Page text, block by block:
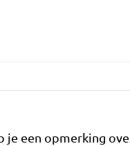
je een opmerking